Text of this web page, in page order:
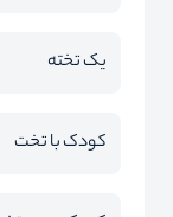
یک تخته
کودک با تخت